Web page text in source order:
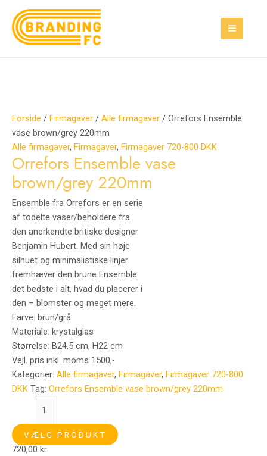
indholdet
Forside / Firmagaver / Alle firmagaver / Orrefors Ensemble
vase brown/grey 220mm
Alle firmagaver, Firmagaver, Firmagaver 720-800 DKK
Orrefors Ensemble vase
brown/grey 220mm
Ensemble fra Orrefors er en serie
af todelte vaser/beholdere fra
den anerkendte britiske designer
Benjamin Hubert. Med sin høje
silhuet og minimalistiske linjer
fremhæver den brune Ensemble
det bedste i alt, hvad du placerer i
den – blomster og meget mere.
Farve: brun/grå
Materiale: krystalglas
Størrelse: B24,5 cm, H22 cm
Vejl. pris inkl. moms 1500,-
Kategorier: Alle firmagaver, Firmagaver, Firmagaver 720-800
DKK Tag: Orrefors Ensemble vase brown/grey 220mm
Orrefors
Ensemble
vase
VÆLG PRODUKT
720,00 kr.